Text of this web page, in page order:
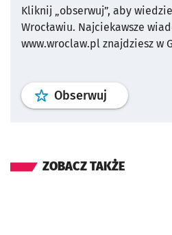
Kliknij „obserwuj”, aby
Wrocławiu. Najciekawsze
www.wroclaw.pl znajdziesz w
Obserwuj profil
ZOBACZ TAKŻE